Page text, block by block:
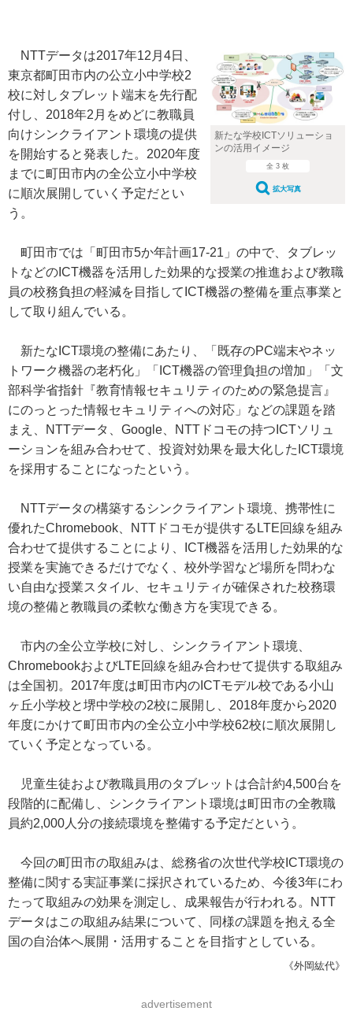
新たな学校ICTソリューショ
ンの活用イメージ
全 3 枚
拡大写真
NTTデータは2017年12月4日、
東京都町田市内の公立小中学校2
校に対しタブレット端末を先行配
付し、2018年2月をめどに教職員
向けシンクライアント環境の提供
を開始すると発表した。2020年度
までに町田市内の全公立小中学校
に順次展開していく予定だとい
う。
町田市では「町田市5か年計画17-21」の中で、タブレッ
トなどのICT機器を活用した効果的な授業の推進および教職
員の校務負担の軽減を目指してICT機器の整備を重点事業と
して取り組んでいる。
新たなICT環境の整備にあたり、「既存のPC端末やネッ
トワーク機器の老朽化」「ICT機器の管理負担の増加」「文
部科学省指針『教育情報セキュリティのための緊急提言』
にのっとった情報セキュリティへの対応」などの課題を踏
まえ、NTTデータ、Google、NTTドコモの持つICTソリュ
ーションを組み合わせて、投資対効果を最大化したICT環境
を採用することになったという。
NTTデータの構築するシンクライアント環境、携帯性に
優れたChromebook、NTTドコモが提供するLTE回線を組み
合わせて提供することにより、ICT機器を活用した効果的な
授業を実施できるだけでなく、校外学習など場所を問わな
い自由な授業スタイル、セキュリティが確保された校務環
境の整備と教職員の柔軟な働き方を実現できる。
市内の全公立学校に対し、シンクライアント環境、
ChromebookおよびLTE回線を組み合わせて提供する取組み
は全国初。2017年度は町田市内のICTモデル校である小山
ヶ丘小学校と堺中学校の2校に展開し、2018年度から2020
年度にかけて町田市内の全公立小中学校62校に順次展開し
ていく予定となっている。
児童生徒および教職員用のタブレットは合計約4,500台を
段階的に配備し、シンクライアント環境は町田市の全教職
員約2,000人分の接続環境を整備する予定だという。
今回の町田市の取組みは、総務省の次世代学校ICT環境の
整備に関する実証事業に採択されているため、今後3年にわ
たって取組みの効果を測定し、成果報告が行われる。NTT
データはこの取組み結果について、同様の課題を抱える全
国の自治体へ展開・活用することを目指すとしている。
《外岡紘代》
advertisement